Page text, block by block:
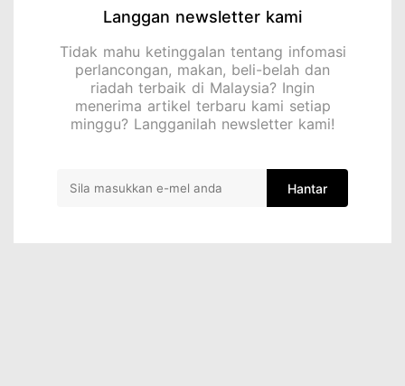
Langgan newsletter kami
Tidak mahu ketinggalan tentang infomasi
perlancongan, makan, beli-belah dan
riadah terbaik di Malaysia? Ingin
menerima artikel terbaru kami setiap
minggu? Langganilah newsletter kami!
Hantar